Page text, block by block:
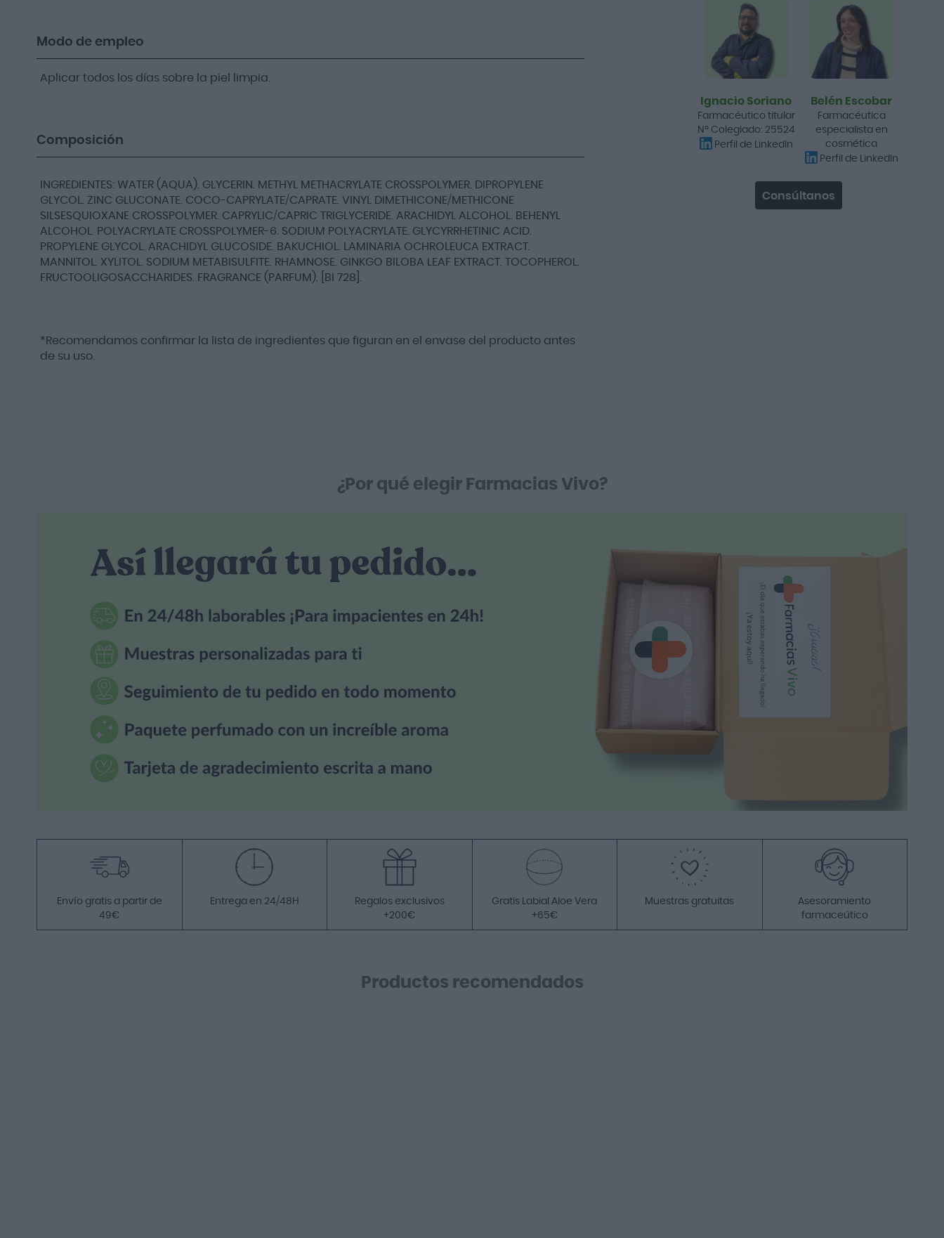
GH 15 Antiox-C Sérum
33,05 €
38,90 €
Añadir a la cesta
Promo
-15%
No lo conocía. Está bien, pero me
Beauty of Joseon Revive
Sérum Ojos Ginseng +
Retinal Anti Arrugas 30ml
Añadir a la cesta
Yo ya lo conocía y este era para
Crema-gel 50 ml
36,45 €
Añadir a la cesta
Modo de empleo
Aplicar todos los días sobre la piel limpia.
Composición
INGREDIENTES: WATER (AQUA). GLYCERIN. METHYL METHACRYLATE CROSSPOLYMER. DIPROPYLENE
GLYCOL. ZINC GLUCONATE. COCO-CAPRYLATE/CAPRATE. VINYL DIMETHICONE/METHICONE
SILSESQUIOXANE CROSSPOLYMER. CAPRYLIC/CAPRIC TRIGLYCERIDE. ARACHIDYL ALCOHOL. BEHENYL
ALCOHOL. POLYACRYLATE CROSSPOLYMER-6. SODIUM POLYACRYLATE. GLYCYRRHETINIC ACID.
PROPYLENE GLYCOL. ARACHIDYL GLUCOSIDE. BAKUCHIOL. LAMINARIA OCHROLEUCA EXTRACT.
MANNITOL. XYLITOL. SODIUM METABISULFITE. RHAMNOSE. GINKGO BILOBA LEAF EXTRACT. TOCOPHEROL.
FRUCTOOLIGOSACCHARIDES. FRAGRANCE (PARFUM). [BI 728].
*Recomendamos confirmar la lista de ingredientes que figuran en el envase del producto antes
de su uso.
Ignacio Soriano
Farmacéutico titular
Nº Colegiado: 25524
Perfil de LinkedIn
Belén Escobar
Farmacéutica
especialista en
cosmética
Perfil de LinkedIn
Consúltanos
¿Por qué elegir Farmacias Vivo?
Envío gratis a partir de
49€
Entrega en 24/48H
Regalos exclusivos
+200€
Gratis Labial Aloe Vera
+65€
Muestras gratuitas
Asesoramiento
farmaceútico
Productos recomendados